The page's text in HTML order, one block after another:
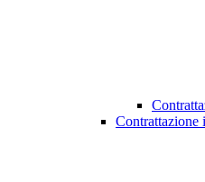
Contrattazione